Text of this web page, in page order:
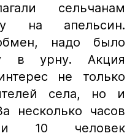
сельчанам
на апельсин.
надо было
в урну. Акция
не только
села, но и
несколько часов
10 человек